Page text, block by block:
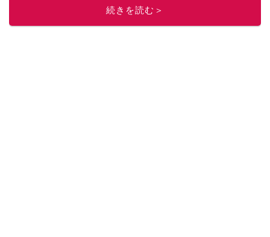
■経歴：2003年、夫が子育てをするために、突然会社を辞める。翌月からの
続きを読む＞